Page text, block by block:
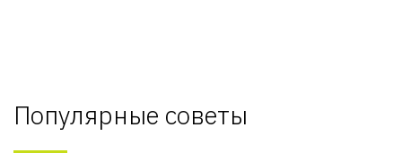
Популярные советы